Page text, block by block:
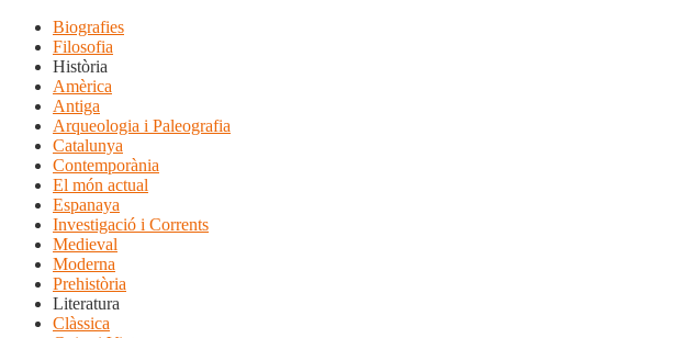
Biografies
Filosofia
Història
Amèrica
Antiga
Arqueologia i Paleografia
Catalunya
Contemporània
El món actual
Espanaya
Investigació i Corrents
Medieval
Moderna
Prehistòria
Literatura
Clàssica